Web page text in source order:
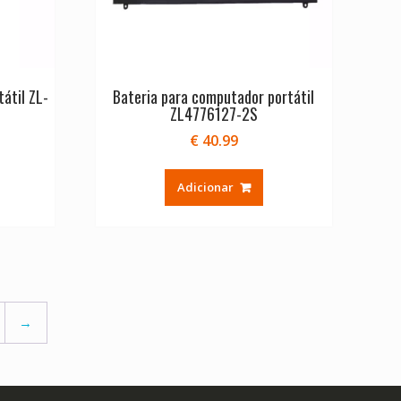
ZL- Bateria para computador portátil
ZL4776127-2S
€40.99
Adicionar
→